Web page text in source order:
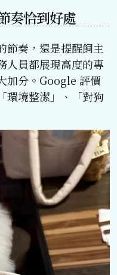
奏恰到好處
節奏，還是提醒飼主
人員都展現高度的專
加分。Google 評價
環境整潔」、「對狗